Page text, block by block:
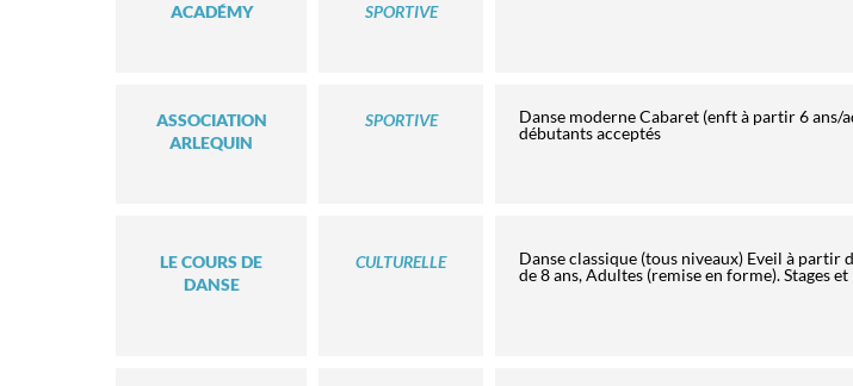
ACADÉMY
SPORTIVE
ASSOCIATION
ARLEQUIN
SPORTIVE
Danse moderne Cabaret (enft à partir 6 ans/
débutants acceptés
LE COURS DE
DANSE
CULTURELLE
Danse classique (tous niveaux) Eveil à partir
de 8 ans, Adultes (remise en forme). Stages